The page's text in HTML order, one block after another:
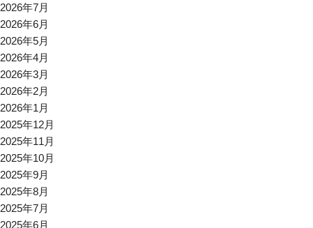
2026年7月
2026年6月
2026年5月
2026年4月
2026年3月
2026年2月
2026年1月
2025年12月
2025年11月
2025年10月
2025年9月
2025年8月
2025年7月
2025年6月